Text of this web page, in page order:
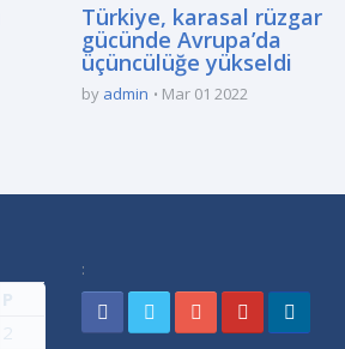
Türkiye, karasal rüzgar
gücünde Avrupa’da
üçüncülüğe yükseldi
by admin Mar 01 2022
P
2
: